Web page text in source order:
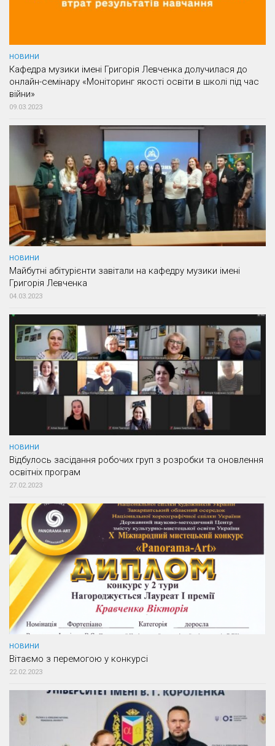
НОВИНИ
Кафедра музики імені Григорія Левченка долучилася до
онлайн-семінару «Моніторинг якості освіти в школі під час
війни»
09.03.2023
НОВИНИ
Майбутні абітурієнти завітали на кафедру музики імені
Григорія Левченка
04.03.2023
НОВИНИ
Відбулось засідання робочих груп з розробки та оновлення
освітніх програм
27.02.2023
НОВИНИ
Вітаємо з перемогою у конкурсі
22.02.2023